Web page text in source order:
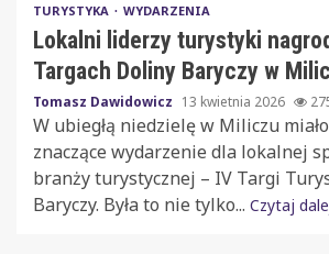
TURYSTYKA WYDARZENIA
Lokalni liderzy turystyki
Targach Doliny Baryczy w
Tomasz Dawidowicz 13 kwietnia 2026
W ubiegłą niedzielę w Miliczu
znaczące wydarzenie dla lokalnej
branży turystycznej – IV Targi
Baryczy. Była to nie tylko... Czytaj